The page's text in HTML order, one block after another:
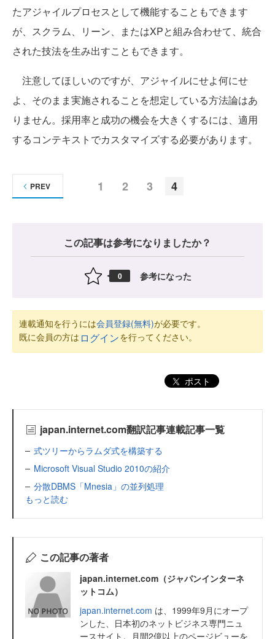
たアジャイルプロセスとして機能することもできます
が、スクラム、リーン、またはXPと組み合わせて、統合
された技法を生み出すこともできます。
注意してほしいのですが、アジャイルにせよ何にせ
よ、そのまま実施されることを想定している方法論はあ
りません。採用率と成功の機会を大きくするには、適用
するコンテキストでカスタマイズする必要があります。
1 2 3 4
PREV
この記事は参考になりましたか？
0 参考になった
連載通知を行うには会員登録(無料)が必要です。
既に会員の方は ログインを行ってください。
ポスト
japan.internet.com翻訳記事連載記事一覧
式ツリーからラムダ式を構築する
Microsoft Visual Studio 2010の紹介
分散DBMS「Mnesia」の並列処理
もっと読む
この記事の著者
japan.internet.com（ジャパンインターネ
ットコム）
japan.internet.com は、1999年9月にオープ
ンした、日本初のネットビジネス専門ニュ
ースサイト。月間2億以上のページビューを